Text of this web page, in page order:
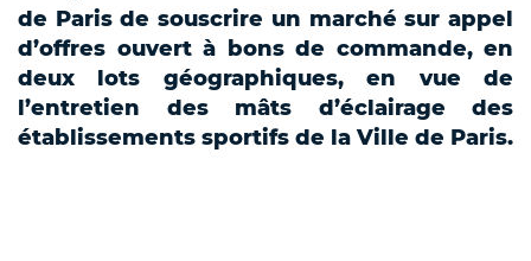
de Paris de souscrire un marché sur appel
d’offres ouvert à bons de commande, en
deux lots géographiques, en vue de
l’entretien des mâts d’éclairage des
établissements sportifs de la Ville de Paris.